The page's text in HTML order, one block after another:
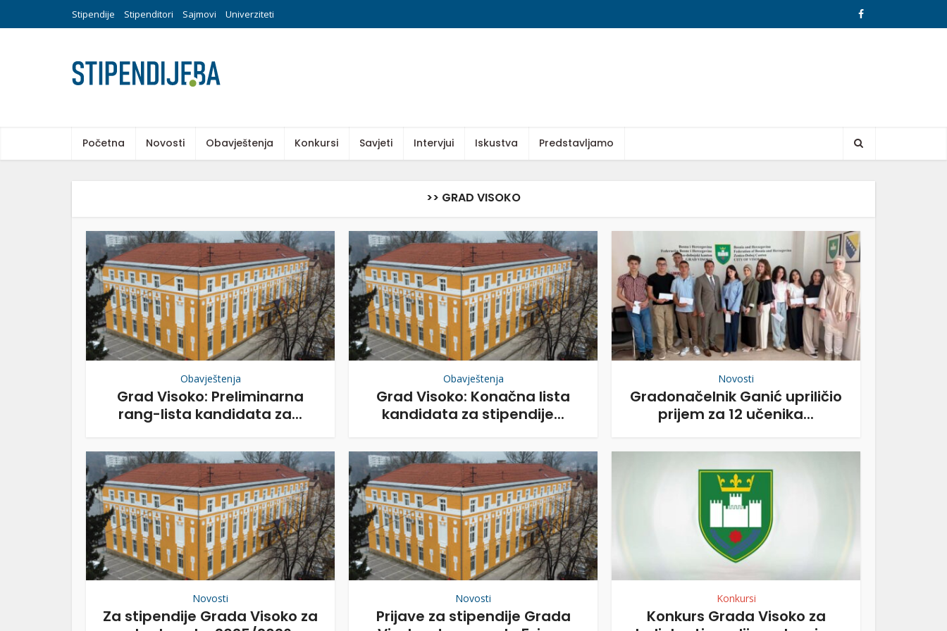
Stipendije Stipenditori Sajmovi Univerziteti
Početna Novosti Obavještenja Konkursi Savjeti Intervjui Iskustva Predstavljamo
>> GRAD VISOKO
Obavještenja
Grad Visoko: Preliminarna
rang-lista kandidata za...
Obavještenja
Grad Visoko: Konačna lista
kandidata za stipendije...
Novosti
Gradonačelnik Ganić upriličio
prijem za 12 učenika...
Novosti
Za stipendije Grada Visoko za
Novosti
Prijave za stipendije Grada
Konkursi
Konkurs Grada Visoko za